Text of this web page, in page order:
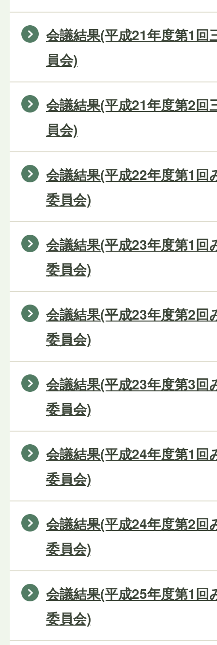
会議結果(平成21年度第1回
員会)
会議結果(平成21年度第2回
員会)
会議結果(平成22年度第1回
委員会)
会議結果(平成23年度第1回
委員会)
会議結果(平成23年度第2回
委員会)
会議結果(平成23年度第3回
委員会)
会議結果(平成24年度第1回
委員会)
会議結果(平成24年度第2回
委員会)
会議結果(平成25年度第1回
委員会)